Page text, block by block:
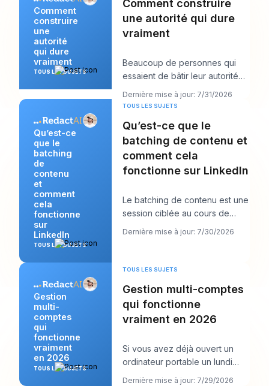
Comment
construire
une
autorité
qui dure
vraiment
TOUS LES SUJETS
Comment construire
une autorité qui dure
vraiment
Beaucoup de personnes qui
essaient de bâtir leur autorité
en font trop dans la mauvaise
direction. E
Dernière mise à jour: 7/31/2026
Qu’est-ce
que le
batching
de
contenu
et
comment
cela
fonctionne
sur
LinkedIn
TOUS LES SUJETS
TOUS LES SUJETS
Qu’est-ce que le
batching de contenu et
comment cela
fonctionne sur LinkedIn
Le batching de contenu est une
session ciblée au cours de
laquelle vous créez plusieurs
Dernière mise à jour: 7/30/2026
Gestion
multi-
comptes
qui
fonctionne
vraiment
en 2026
TOUS LES SUJETS
TOUS LES SUJETS
Gestion multi-comptes
qui fonctionne
vraiment en 2026
Si vous avez déjà ouvert un
ordinateur portable un lundi
matin et vu douze connexions,
Dernière mise à jour: 7/29/2026